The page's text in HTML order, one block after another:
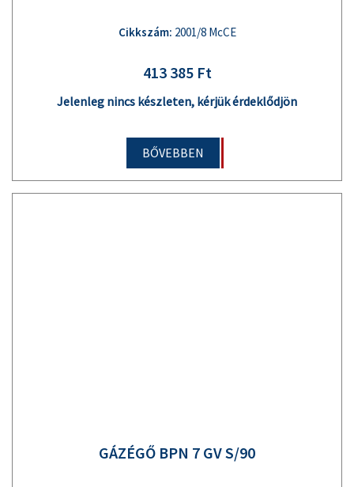
Cikkszám: 2001/8 McCE
413 385 Ft
Jelenleg nincs készleten, kérjük érdeklődjön
BŐVEBBEN
GÁZÉGŐ BPN 7 GV S/90